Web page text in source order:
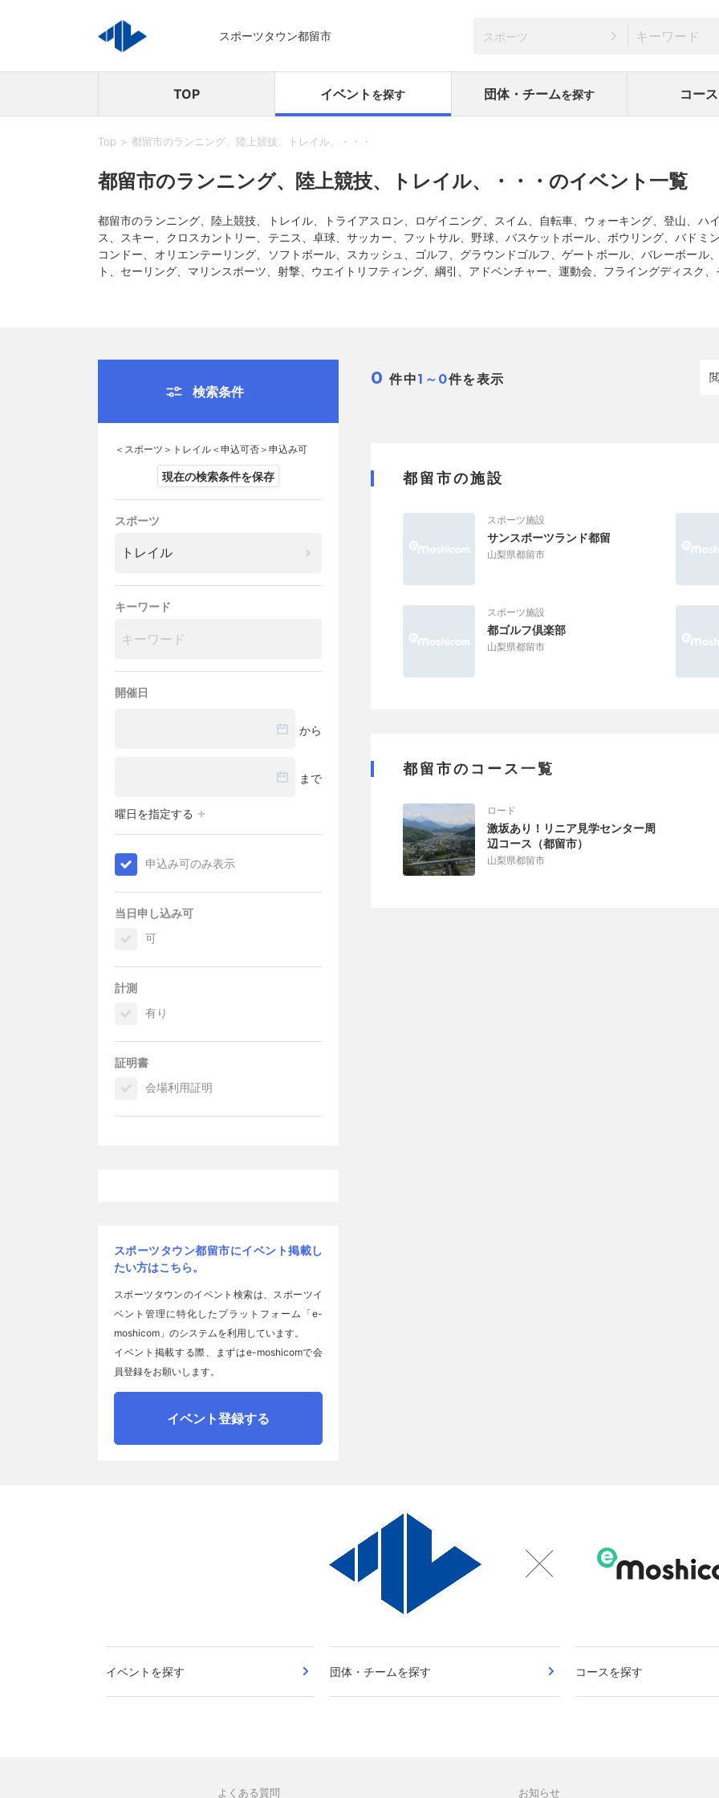
スポーツタウン都留市 スポーツ
TOP イベント を探す 団体・チームを探す コース
Top 都留市のランニング、陸上競技、トレイル、・・・
都留市のランニング、陸上競技、トレイル、・・・のイベント一覧
都留市のランニング、陸上競技、トレイル、トライアスロン、ロゲイニング、スイム、自転車、ウォーキング、登山、ハ
ス、スキー、クロスカントリー、テニス、卓球、サッカー、フットサル、野球、バスケットボール、ボウリング、バドミ
コンドー、オリエンテーリング、ソフトボール、スカッシュ、ゴルフ、グラウンドゴルフ、ゲートボール、バレーボール
ト、セーリング、マリンスポーツ、射撃、ウエイトリフティング、綱引、アドベンチャー、運動会、フライングディスク、
0 件中1～0件を表示
都留市の施設
スポーツ施設
サンスポーツランド都留
山梨県都留市
スポーツ施設
都ゴルフ倶楽部
山梨県都留市
都留市のコース一覧
ロード
激坂あり！リニア見学センター周
辺コース（都留市）
山梨県都留市
検索条件
＜スポーツ＞トレイル＜申込可否＞申込み可
現在の検索条件を保存
スポーツ
キーワード
開催日
から
まで
曜日を指定する
申込み可のみ表示
当日申し込み可
可
計測
有り
証明書
会場利用証明
スポーツタウン都留市にイベント掲載し
たい方はこちら。
スポーツタウンのイベント検索は、スポーツイ
ベント管理に特化したプラットフォーム「e-
moshicom」のシステムを利用しています。
イベント掲載する際、まずはe-moshicomで会
員登録をお願いします。
イベント登録する
イベントを探す 団体・チームを探す コースを探す
よくある質問 お知らせ